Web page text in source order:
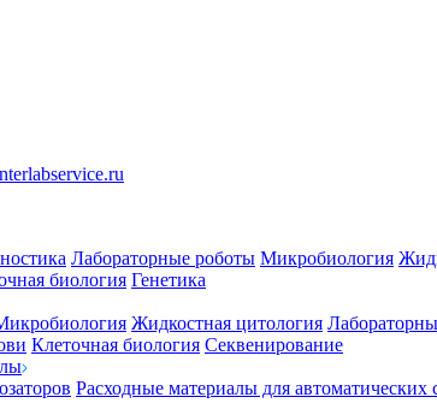
Лабораторные роботы Микробиология
биология Генетика
Жидкостная цитология
Клеточная биология Секвенирование
Расходные материалы для автоматических